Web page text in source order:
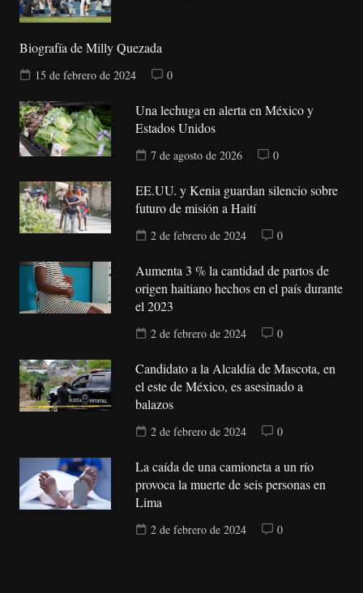
Biografía de Milly Quezada
15 de febrero de 2024 0
Una lechuga en alerta en México y
Estados Unidos
7 de agosto de 2026 0
EE.UU. y Kenia guardan silencio sobre
futuro de misión a Haití
2 de febrero de 2024 0
Aumenta 3 % la cantidad de partos de
origen haitiano hechos en el país durante
el 2023
2 de febrero de 2024 0
Candidato a la Alcaldía de Mascota, en
el este de México, es asesinado a
balazos
2 de febrero de 2024 0
La caída de una camioneta a un río
provoca la muerte de seis personas en
Lima
2 de febrero de 2024 0